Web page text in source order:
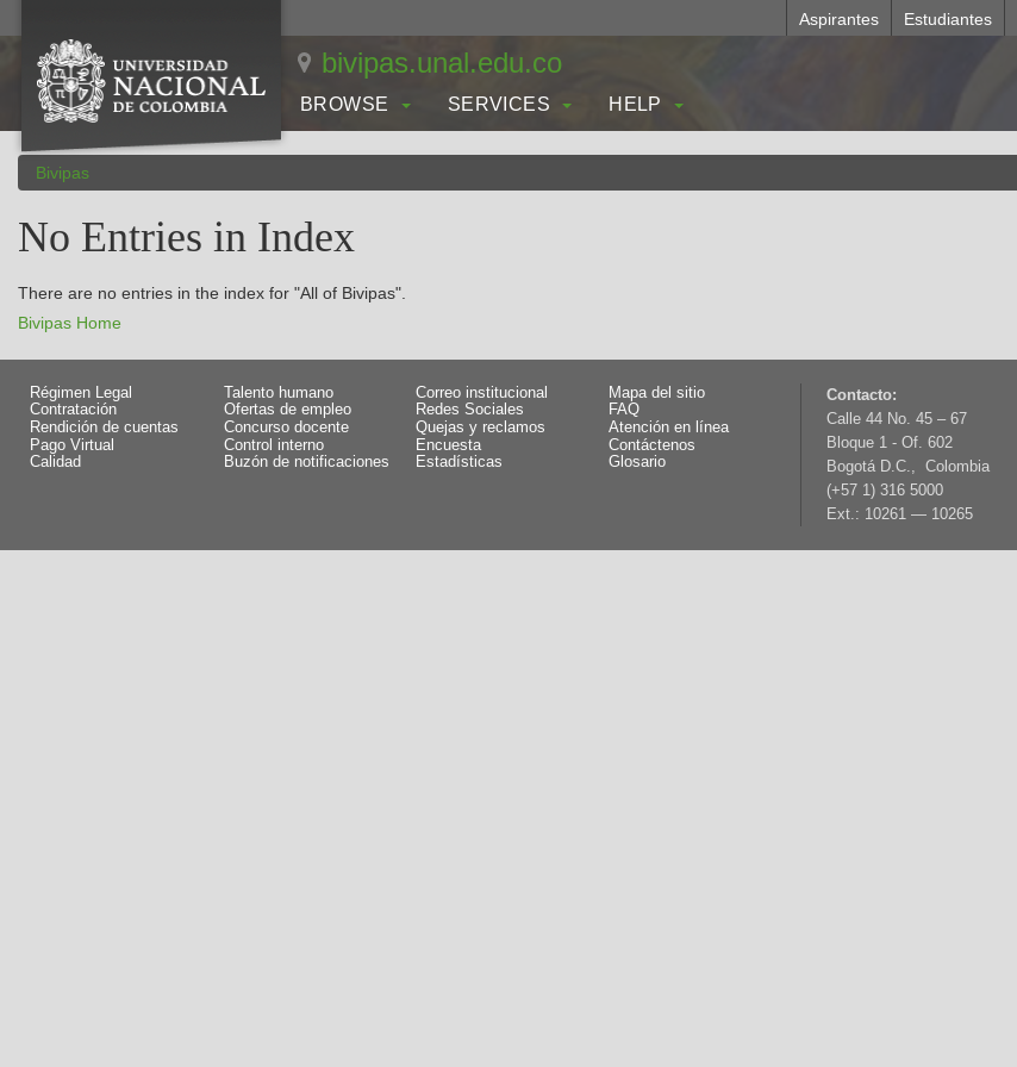
Aspirantes Estudiantes
bivipas.unal.edu.co
BROWSE SERVICES HELP
Bivipas
No Entries in Index
There are no entries in the index for "All of Bivipas".
Bivipas Home
Régimen Legal
Talento humano
Contratación
Ofertas de empleo
Rendición de cuentas
Concurso docente
Pago Virtual
Control interno
Calidad
Buzón de notificaciones
Correo institucional
Mapa del sitio
Redes Sociales
FAQ
Quejas y reclamos
Atención en línea
Encuesta
Contáctenos
Estadísticas
Glosario
Contacto:
Calle 44 No. 45 – 67
Bloque 1 - Of. 602
Bogotá D.C., Colombia
(+57 1) 316 5000
Ext.: 10261 — 10265